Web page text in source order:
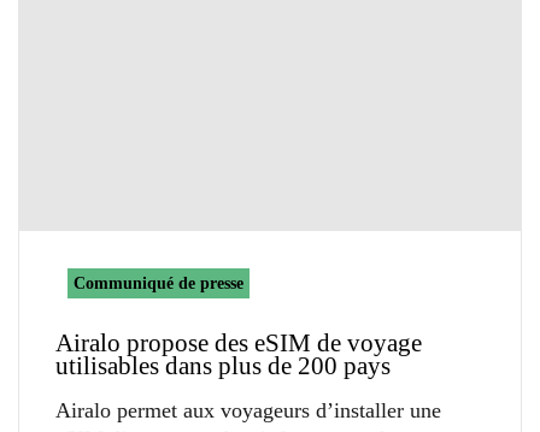
Communiqué de presse
Airalo propose des eSIM de voyage
utilisables dans plus de 200 pays
Airalo permet aux voyageurs d’installer une